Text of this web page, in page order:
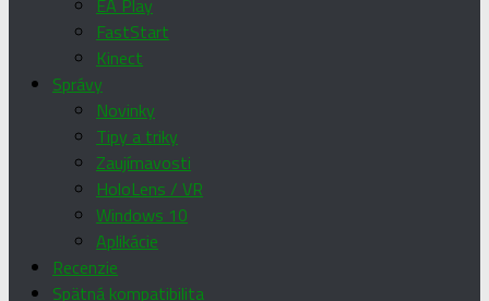
EA Play
FastStart
Kinect
Správy
Novinky
Tipy a triky
Zaujímavosti
HoloLens / VR
Windows 10
Aplikácie
Recenzie
Spätná kompatibilita